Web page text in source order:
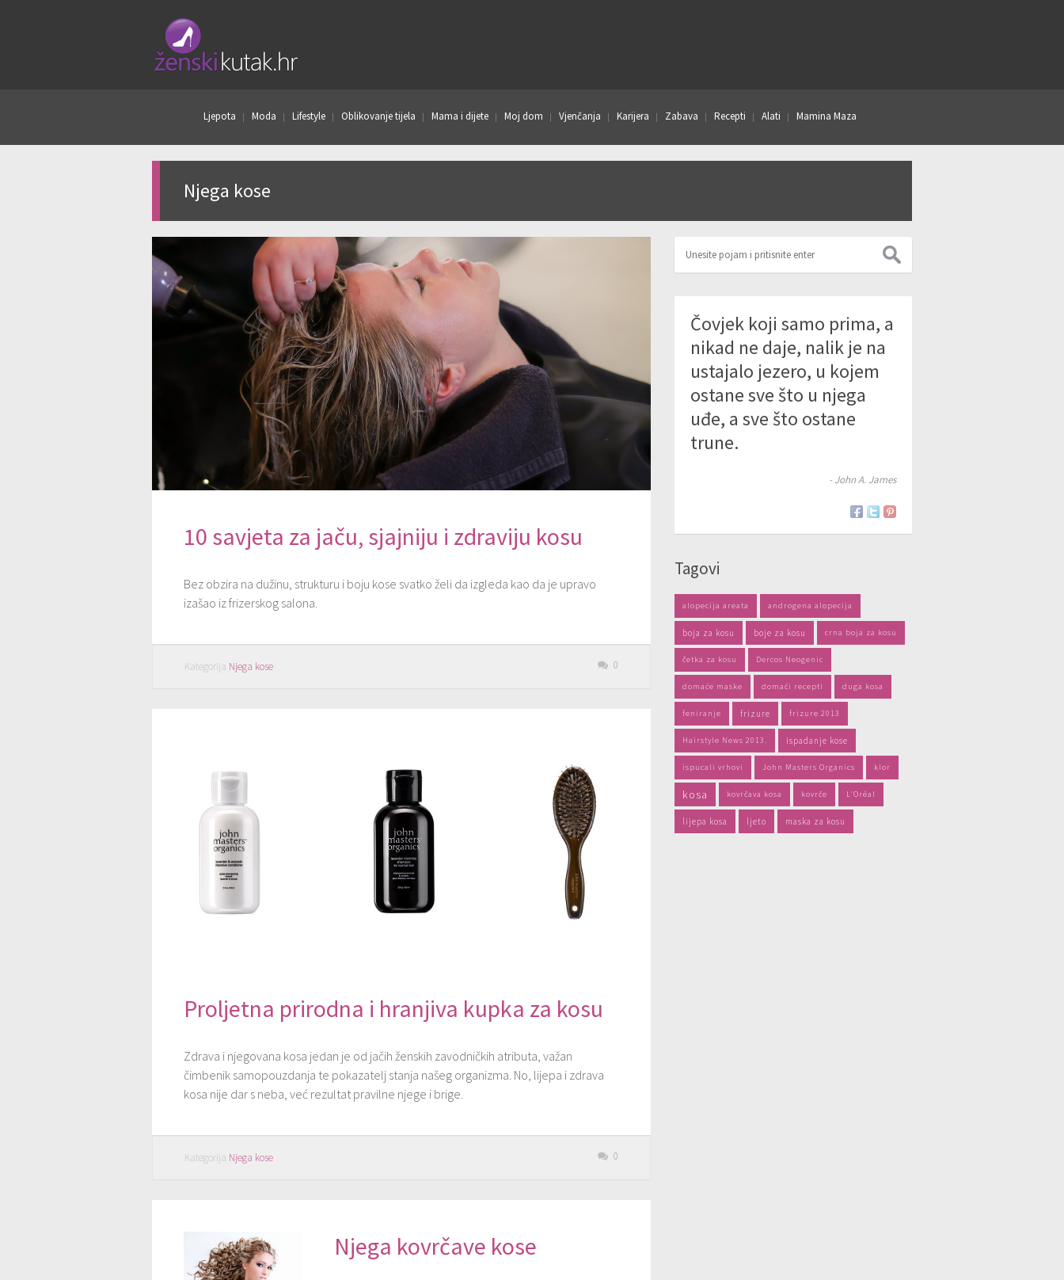
Ljepota Moda Lifestyle Oblikovanje tijela Mama i dijete Moj dom Vjenčanja Karijera Zabava Recepti Alati Mamina Maza
Njega kose
10 savjeta za jaču, sjajniju i zdraviju kosu
Bez obzira na dužinu, strukturu i boju kose svatko želi da izgleda kao da je upravo
izašao iz frizerskog salona.
Kategorija Njega kose 0
Proljetna prirodna i hranjiva kupka za kosu
Zdrava i njegovana kosa jedan je od jačih ženskih zavodničkih atributa, važan
čimbenik samopouzdanja te pokazatelj stanja našeg organizma. No, lijepa i zdrava
kosa nije dar s neba, već rezultat pravilne njege i brige.
Kategorija Njega kose 0
Njega kovrčave kose
Čovjek koji samo prima, a
nikad ne daje, nalik je na
ustajalo jezero, u kojem
ostane sve što u njega
uđe, a sve što ostane
trune.
- John A. James
Tagovi
alopecija areata androgena alopecija
boja za kosu boje za kosu crna boja za kosu
četka za kosu Dercos Neogenic
domaće maske domaći recepti duga kosa
feniranje frizure frizure 2013
Hairstyle News 2013. ispadanje kose
ispucali vrhovi John Masters Organics klor
kosa kovrčava kosa kovrče L'Oréal
lijepa kosa ljeto maska za kosu